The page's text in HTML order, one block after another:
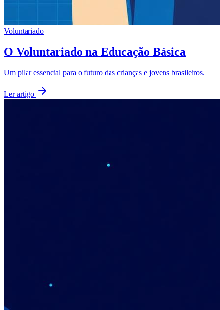
Voluntariado
O Voluntariado na Educação Básica
Um pilar essencial para o futuro das crianças e jovens brasileiros.
Ler artigo